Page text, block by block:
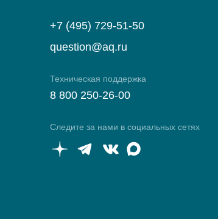
+7 (495) 729-51-50
question@aq.ru
Техническая поддержка
8 800 250-26-00
Следите за нами в социальных сетях